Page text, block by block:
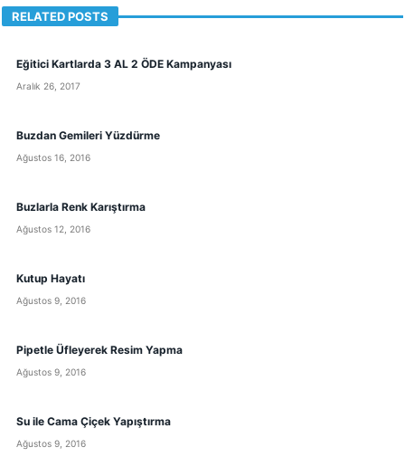
RELATED POSTS
Eğitici Kartlarda 3 AL 2 ÖDE Kampanyası
Aralık 26, 2017
Buzdan Gemileri Yüzdürme
Ağustos 16, 2016
Buzlarla Renk Karıştırma
Ağustos 12, 2016
Kutup Hayatı
Ağustos 9, 2016
Pipetle Üfleyerek Resim Yapma
Ağustos 9, 2016
Su ile Cama Çiçek Yapıştırma
Ağustos 9, 2016